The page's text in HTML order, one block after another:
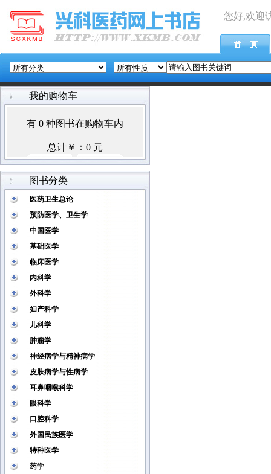
您好,欢迎
我的购物车
图书分类
医药卫生总论
预防医学、卫生学
中国医学
基础医学
临床医学
内科学
外科学
妇产科学
儿科学
肿瘤学
神经病学与精神病学
皮肤病学与性病学
耳鼻咽喉科学
眼科学
口腔科学
外国民族医学
特种医学
药学